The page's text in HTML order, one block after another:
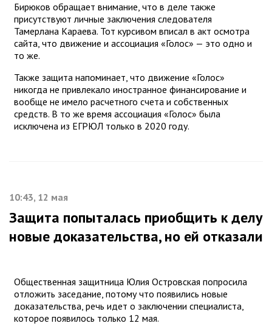
Бирюков обращает внимание, что в деле также
присутствуют личные заключения следователя
Тамерлана Караева. Тот курсивом вписал в акт осмотра
сайта, что движение и ассоциация «Голос» — это одно и
то же.
Также защита напоминает, что движение «Голос»
никогда не привлекало иностранное финансирование и
вообще не имело расчетного счета и собственных
средств. В то же время ассоциация «Голос» была
исключена из ЕГРЮЛ только в 2020 году.
10:43, 12 мая
Защита попыталась приобщить к делу
новые доказательства, но ей отказали
Общественная защитница Юлия Островская попросила
отложить заседание, потому что появились новые
доказательства, речь идет о заключении специалиста,
которое появилось только 12 мая.